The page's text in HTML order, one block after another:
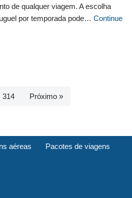
de qualquer viagem. A escolha
por temporada pode… Continue
314 Próximo »
aéreas
Pacotes de viagens